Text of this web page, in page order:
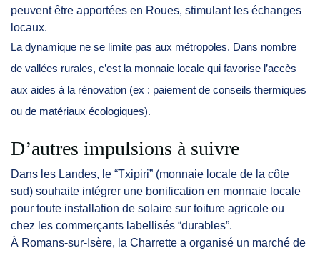
peuvent être apportées en Roues, stimulant les échanges
locaux.
La dynamique ne se limite pas aux métropoles. Dans nombre
de vallées rurales, c’est la monnaie locale qui favorise l’accès
aux aides à la rénovation (ex : paiement de conseils thermiques
ou de matériaux écologiques).
D’autres impulsions à suivre
Dans les Landes, le “Txipiri” (monnaie locale de la côte
sud) souhaite intégrer une bonification en monnaie locale
pour toute installation de solaire sur toiture agricole ou
chez les commerçants labellisés “durables”.
À Romans-sur-Isère, la Charrette a organisé un marché de